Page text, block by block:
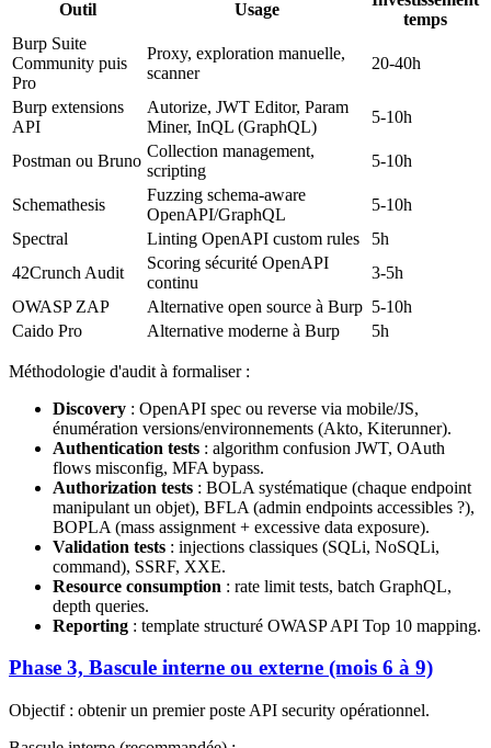
Outil Usage
temps
Burp Suite
Community puis
Pro
Proxy, exploration manuelle,
scanner
20-40h
Burp extensions
API
Autorize, JWT Editor, Param
Miner, InQL (GraphQL)
5-10h
Postman ou Bruno
Collection management,
scripting
5-10h
Schemathesis
Fuzzing schema-aware
OpenAPI/GraphQL
5-10h
Spectral
Linting OpenAPI custom rules
5h
42Crunch Audit
Scoring sécurité OpenAPI
continu
3-5h
OWASP ZAP
Alternative open source à Burp 5-10h
Caido Pro
Alternative moderne à Burp 5h
Méthodologie d'audit à formaliser :
Discovery : OpenAPI spec ou reverse via mobile/JS,
énumération versions/environnements (Akto, Kiterunner).
Authentication tests : algorithm confusion JWT, OAuth
flows misconfig, MFA bypass.
Authorization tests : BOLA systématique (chaque endpoint
manipulant un objet), BFLA (admin endpoints accessibles ?),
BOPLA (mass assignment + excessive data exposure).
Validation tests : injections classiques (SQLi, NoSQLi,
command), SSRF, XXE.
Resource consumption : rate limit tests, batch GraphQL,
depth queries.
Reporting : template structuré OWASP API Top 10 mapping.
Phase 3, Bascule interne ou externe (mois 6 à 9)
Objectif : obtenir un premier poste API security opérationnel.